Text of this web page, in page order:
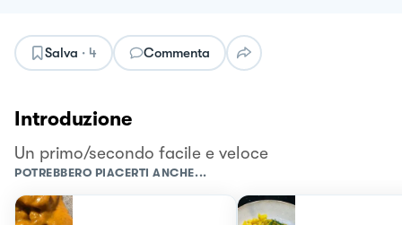
Salva · 4 Commenta
Introduzione
Un primo/secondo facile e veloce
POTREBBERO PIACERTI ANCHE...